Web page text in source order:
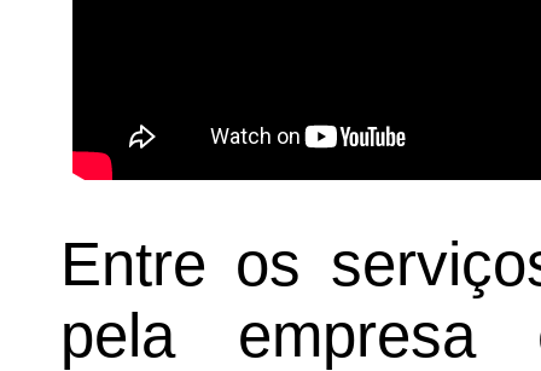
Entre os
pela empresa